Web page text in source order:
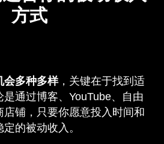
方式
会多种多样，关键在于找到适
通过博客、YouTube、自由
铺，只要你愿意投入时间和
的被动收入。